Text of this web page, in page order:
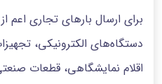
برای ارسال بارهای تجاری اعم
دستگاه‌های الکترونیکی،
اقلام نمایشگاهی، قطعات